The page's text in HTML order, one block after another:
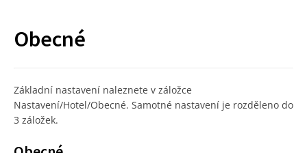
Obecné
Základní nastavení naleznete v záložce
Nastavení/Hotel/Obecné. Samotné nastavení je rozděleno do
3 záložek.